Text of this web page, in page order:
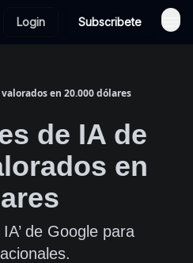
Login Subscribete
en 20.000 dólares
de IA de
en
de Google para